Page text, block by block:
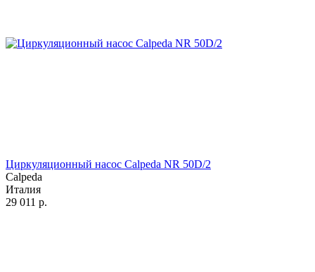
Циркуляционный насос Calpeda NR 50D/2
Calpeda
Италия
29 011 р.